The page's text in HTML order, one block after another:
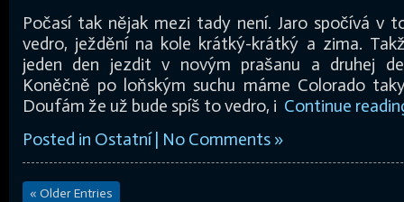
Počasí tak nějak mezi tady není. Jaro spočívá v
vedro, ježdění na kole krátký-krátký a zima.
jeden den jezdit v novým prašanu a druhej
Koněčně po loňským suchu máme Colorado
Doufám že už bude spíš to vedro, i Continue
Posted in Ostatní| No Comments »
« Older Entries